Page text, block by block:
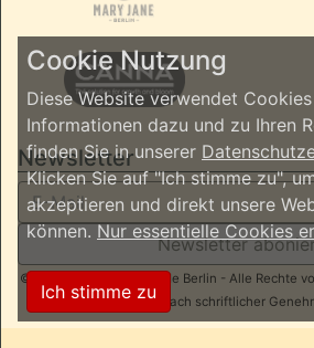
Newsletter
Newsletter
© 2026 ReggaeInBerlin.de Berlin - Alle Rechte
nur nach schriftlicher
Cookie Nutzung
Diese Website verwendet
Informationen dazu und zu Ihren
finden Sie in unserer
Klicken Sie auf "Ich stimme zu",
akzeptieren und direkt unsere
können.Nur essentielle Cookies
Ich stimme zu